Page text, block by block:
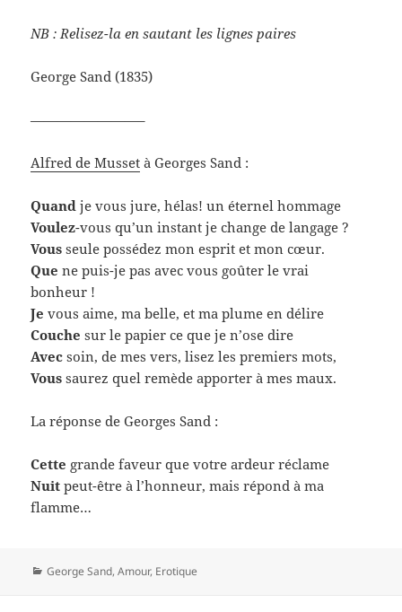
NB : Relisez-la en sautant les lignes paires
George Sand (1835)
————————–
Alfred de Musset à Georges Sand :
Quand je vous jure, hélas! un éternel hommage
Voulez-vous qu’un instant je change de langage ?
Vous seule possédez mon esprit et mon cœur.
Que ne puis-je pas avec vous goûter le vrai
bonheur !
Je vous aime, ma belle, et ma plume en délire
Couche sur le papier ce que je n’ose dire
Avec soin, de mes vers, lisez les premiers mots,
Vous saurez quel remède apporter à mes maux.
La réponse de Georges Sand :
Cette grande faveur que votre ardeur réclame
Nuit peut-être à l’honneur, mais répond à ma
flamme…
Catégories
George Sand,Amour, Erotique